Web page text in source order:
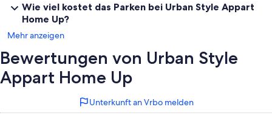
Wie viel kostet das Parken bei Urban Style Appart
Home Up?
Mehr anzeigen
Bewertungen von Urban Style
Appart Home Up
Unterkunft an Vrbo melden